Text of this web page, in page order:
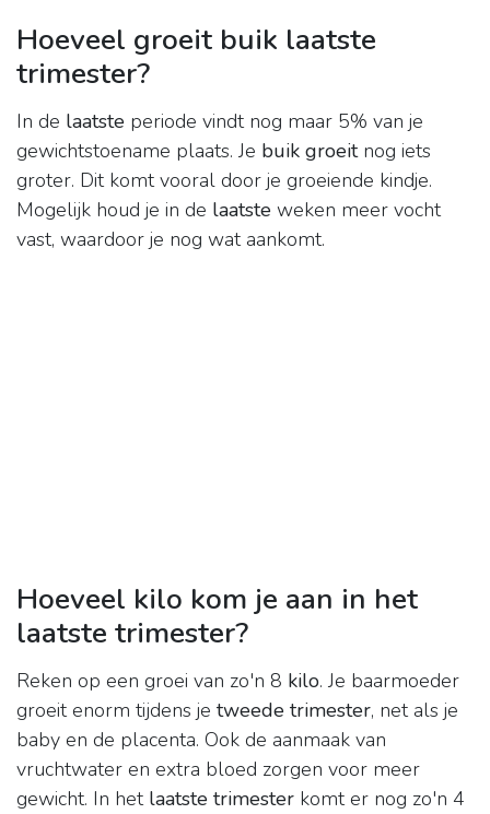
Hoeveel groeit buik laatste
trimester?
In de laatste periode vindt nog maar 5% van je
gewichtstoename plaats. Je buik groeitnog iets
groter. Dit komt vooral door je groeiende kindje.
Mogelijk houd je in de laatste weken meer vocht
vast, waardoor je nog wat aankomt.
Hoeveel kilo kom je aan in het
laatste trimester?
Reken op een groei van zo'n 8 kilo. Je baarmoeder
groeit enorm tijdens je tweede trimester, net als je
baby en de placenta. Ook de aanmaak van
vruchtwater en extra bloed zorgen voor meer
gewicht. In het laatste trimester komt er nog zo'n 4